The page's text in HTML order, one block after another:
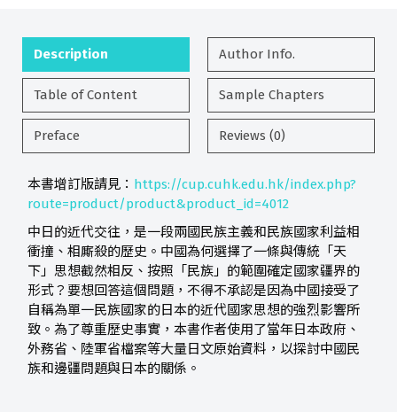
Description Author Info.
Table of Content Sample Chapters
Preface Reviews (0)
本書增訂版請見： https://cup.cuhk.edu.hk/index.php?
route=product/product&product_id=4012
中日的近代交往，是一段兩國民族主義和民族國家利益相
衝撞、相廝殺的歷史。中國為何選擇了一條與傳統「天
下」思想截然相反、按照「民族」的範圍確定國家疆界的
形式？要想回答這個問題，不得不承認是因為中國接受了
自稱為單一民族國家的日本的近代國家思想的強烈影響所
致。為了尊重歷史事實，本書作者使用了當年日本政府、
外務省、陸軍省檔案等大量日文原始資料，以探討中國民
族和邊疆問題與日本的關係。